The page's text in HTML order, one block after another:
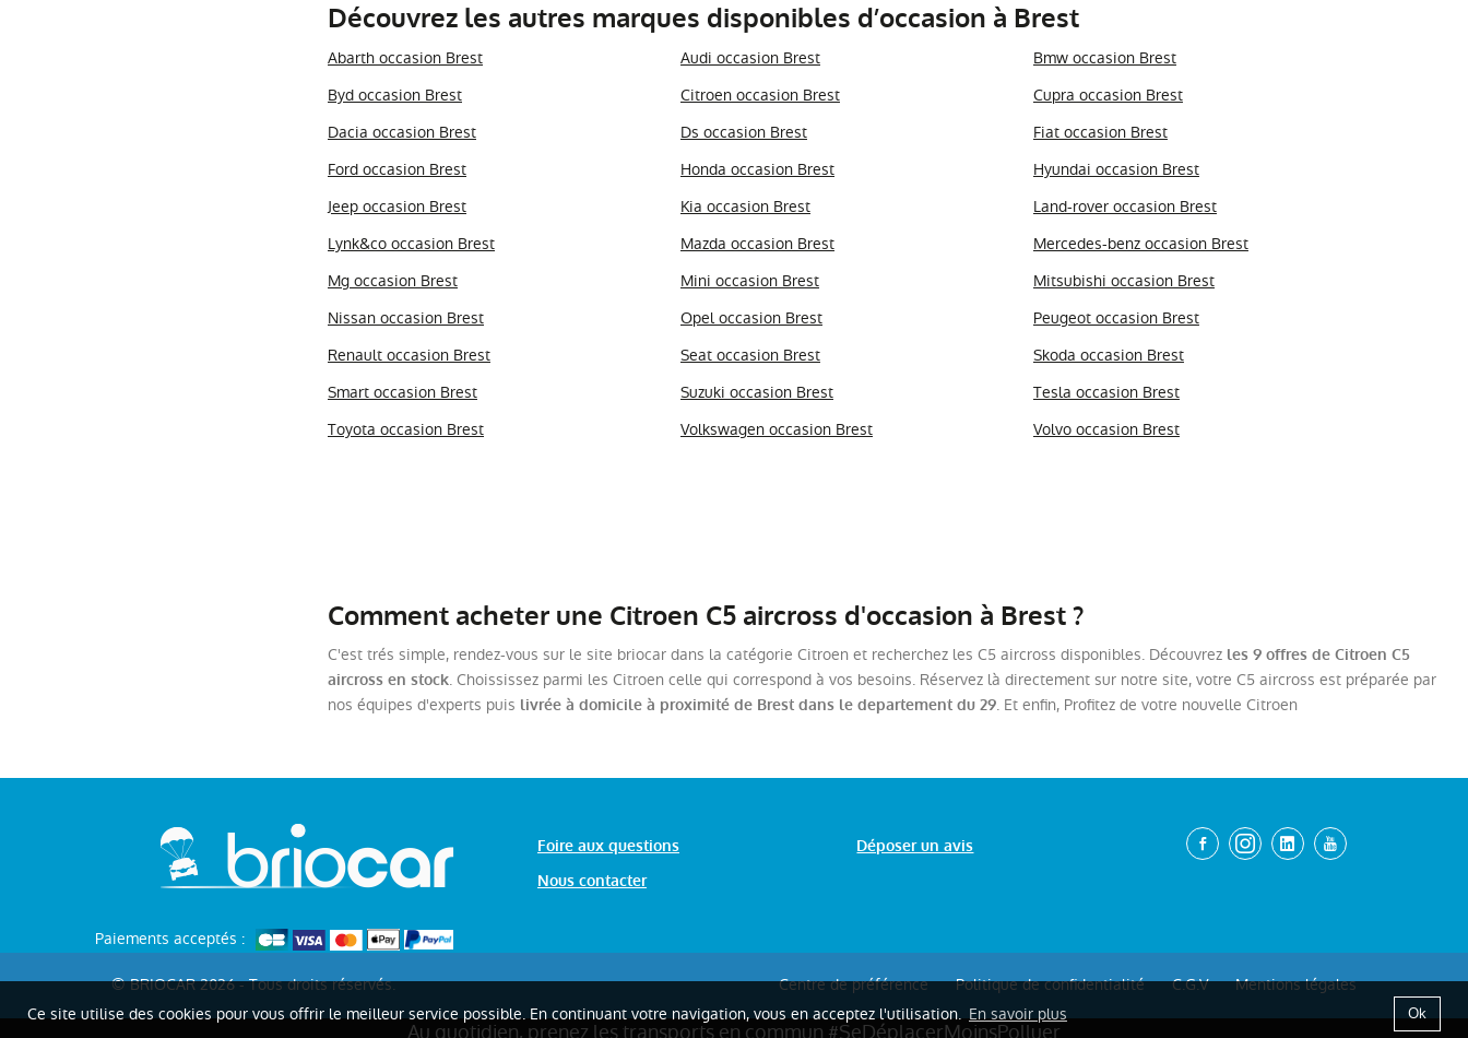
Ce site utilise des cookies pour vous offrir le meilleur service possible. En continuant votre navigation, vous en acceptez l'utilisation.En savoir plus Ok
Découvrez les autres marques disponibles d’occasion à Brest
Abarth occasion Brest Audi occasion Brest
Bmw occasion Brest
Byd occasion Brest
Citroen occasion Brest
Cupra occasion Brest
Dacia occasion Brest
Ds occasion Brest
Fiat occasion Brest
Ford occasion Brest
Honda occasion Brest
Hyundai occasion Brest
Jeep occasion Brest
Kia occasion Brest
Land-rover occasion Brest
Lynk&co occasion Brest
Mazda occasion Brest
Mercedes-benz occasion Brest
Mg occasion Brest
Mini occasion Brest
Mitsubishi occasion Brest
Nissan occasion Brest
Opel occasion Brest
Peugeot occasion Brest
Renault occasion Brest
Seat occasion Brest
Skoda occasion Brest
Smart occasion Brest
Suzuki occasion Brest
Tesla occasion Brest
Toyota occasion Brest
Volkswagen occasion Brest Volvo occasion Brest
Comment acheter une Citroen C5 aircross d'occasion à Brest ?
C'est trés simple, rendez-vous sur le site briocar dans la catégorie Citroen et recherchez les C5 aircross disponibles. Découvrez les 9 offres de Citroen C5
aircross en stock. Choississez parmi les Citroen celle qui correspond à vos besoins. Réservez là directement sur notre site, votre C5 aircross est préparée par
nos équipes d'experts puis livrée à domicile à proximité de Brest dans le departement du 29. Et enfin, Profitez de votre nouvelle Citroen
Foire aux questions
Nous contacter
Déposer un avis
Paiements acceptés :
© BRIOCAR 2026 - Tous droits réservés. Centre de préférence Politique de confidentialité C.G.V Mentions légales
Au quotidien, prenez les transports en commun #SeDéplacerMoinsPolluer